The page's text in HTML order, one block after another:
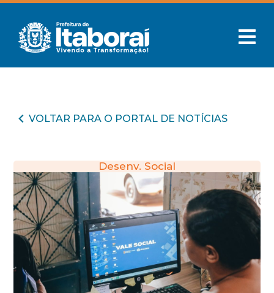
VOLTAR PARA O PORTAL DE NOTÍCIAS
Desenv. Social